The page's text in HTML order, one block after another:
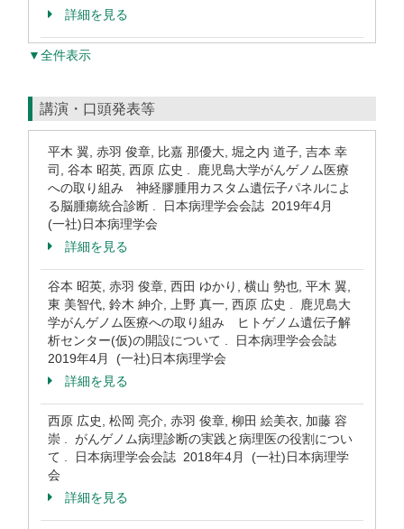
詳細を見る
▼全件表示
講演・口頭発表等
平木 翼, 赤羽 俊章, 比嘉 那優大, 堀之内 道子, 吉本 幸
司, 谷本 昭英, 西原 広史 . 鹿児島大学がんゲノム医療
への取り組み 神経膠腫用カスタム遺伝子パネルによ
る脳腫瘍統合診断 . 日本病理学会会誌 2019年4月
(一社)日本病理学会
詳細を見る
谷本 昭英, 赤羽 俊章, 西田 ゆかり, 横山 勢也, 平木 翼,
東 美智代, 鈴木 紳介, 上野 真一, 西原 広史 . 鹿児島大
学がんゲノム医療への取り組み ヒトゲノム遺伝子解
析センター(仮)の開設について . 日本病理学会会誌
2019年4月 (一社)日本病理学会
詳細を見る
西原 広史, 松岡 亮介, 赤羽 俊章, 柳田 絵美衣, 加藤 容
崇 . がんゲノム病理診断の実践と病理医の役割につい
て . 日本病理学会会誌 2018年4月 (一社)日本病理学
会
詳細を見る